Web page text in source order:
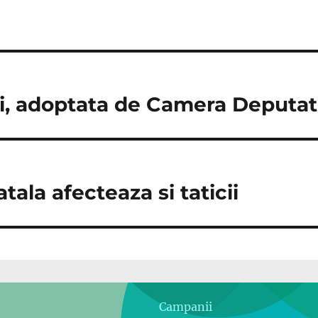
adoptata de Camera
afecteaza si taticii
Campanii